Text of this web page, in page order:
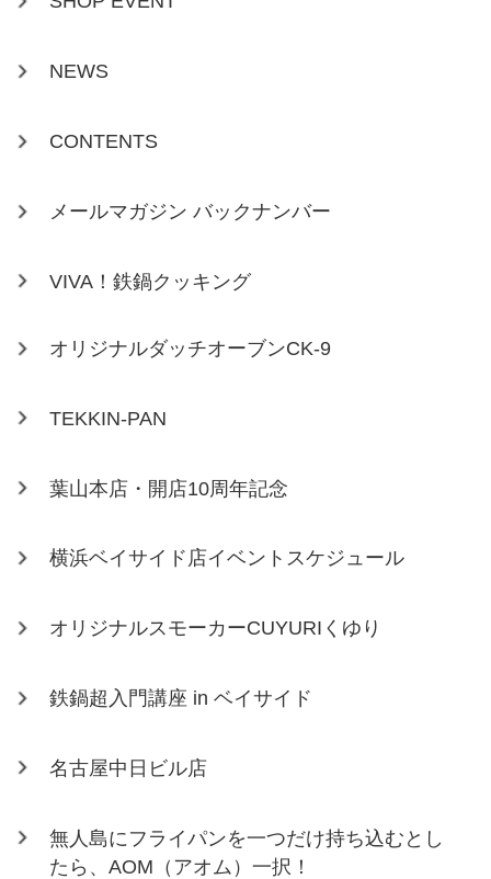
NEWS
CONTENTS
メールマガジン バックナンバー
VIVA！鉄鍋クッキング
オリジナルダッチオーブンCK-9
TEKKIN-PAN
葉山本店・開店10周年記念
横浜ベイサイド店イベントスケジュール
オリジナルスモーカーCUYURIくゆり
鉄鍋超入門講座 in ベイサイド
名古屋中日ビル店
無人島にフライパンを一つだけ持ち込むとし
たら、AOM（アオム）一択！